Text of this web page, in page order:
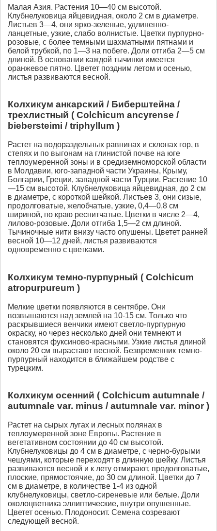
Малая Азия. Растения 10—40 см высотой.
Клубнелуковица яйцевидная, около 2 см в диаметре.
Листьев 3—4, они ярко-зеленые, удлиненно-
ланцетные, узкие, слабо волнистые. Цветки пурпурно-
розовые, с более темными шахматными пятнами и
белой трубкой, по 1—3 на побеге. Доли отгиба 2—5 см
длиной. В основании каждой тычинки имеется
оранжевое пятно. Цветет поздним летом и осенью,
листья развиваются весной.
Колхикум анкарский / Биберштейна /
трехлистный ( Colchicum ancyrense /
biebersteimi / triphyllum )
Растет на водораздельных равнинах и склонах гор, в
степях и по выгонам на глинистой почве на юге
теплоумеренной зоны и в средиземноморской области
в Молдавии, юго-западной части Украины, Крыму,
Болгарии, Греции, западной части Турции. Растение 10
—15 см высотой. Клубнелуковица яйцевидная, до 2 см
в диаметре, с короткой шейкой. Листьев 3, они сизые,
продолговатые, желобчатые, узкие, 0,4—0,8 см
шириной, по краю реснитчатые. Цветки в числе 2—4,
лилово-розовые. Доли отгиба 1,5—2 см длиной.
Тычиночные нити внизу часто опушены. Цветет ранней
весной 10—12 дней, листья развиваются
одновременно с цветками.
Колхикум темно-пурпурный ( Colchicum
atropurpureum )
Мелкие цветки появляются в сентябре. Они
возвышаются над землей на 10-15 см. Только что
раскрывшиеся венчики имеют светло-пурпурную
окраску, но через несколько дней они темнеют и
становятся фуксиново-красными. Узкие листья длиной
около 20 см вырастают весной. Безвременник темно-
пурпурный находится в ближайшем родстве с
турецким.
Колхикум осенний ( Сolchicum autumnale /
autumnale var. minus / autumnale var. minor )
Растет на сырых лугах и лесных полянах в
теплоумеренной зоне Европы. Растение в
вегетативном состоянии до 40 см высотой.
Клубнелуковицы до 4 см в диаметре, с черно-бурыми
чешуями, которые переходят в длинную шейку. Листья
развиваются весной и к лету отмирают, продолговатые,
плоские, прямостоячие, до 30 см длиной. Цветки до 7
см в диаметре, в количестве 1-4 из одной
клубнелуковицы, светло-сиреневые или белые. Доли
околоцветника эллиптические, внутри опушенные.
Цветет осенью. Плодоносит. Семена созревают
следующей весной.